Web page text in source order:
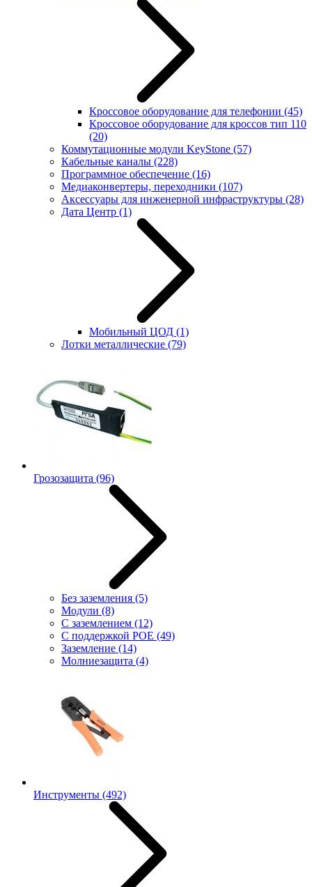
Кроссовое оборудование для телефонии (45)
Кроссовое оборудование для кроссов тип 110
(20)
Коммутационные модули KeyStone (57)
Кабельные каналы (228)
Программное обеспечение (16)
Медиаконвертеры, переходники (107)
Аксессуары для инженерной инфраструктуры (28)
Дата Центр (1)
Мобильный ЦОД (1)
Лотки металлические (79)
Грозозащита (96)
Без заземления (5)
Модули (8)
С заземлением (12)
С поддержкой POE (49)
Заземление (14)
Молниезащита (4)
Инструменты (492)